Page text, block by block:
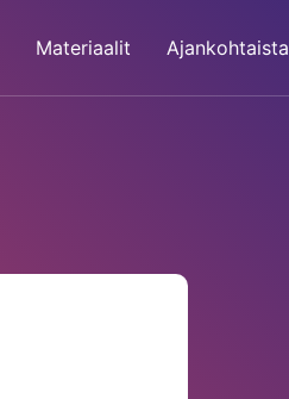
Materiaalit Ajankohtaista